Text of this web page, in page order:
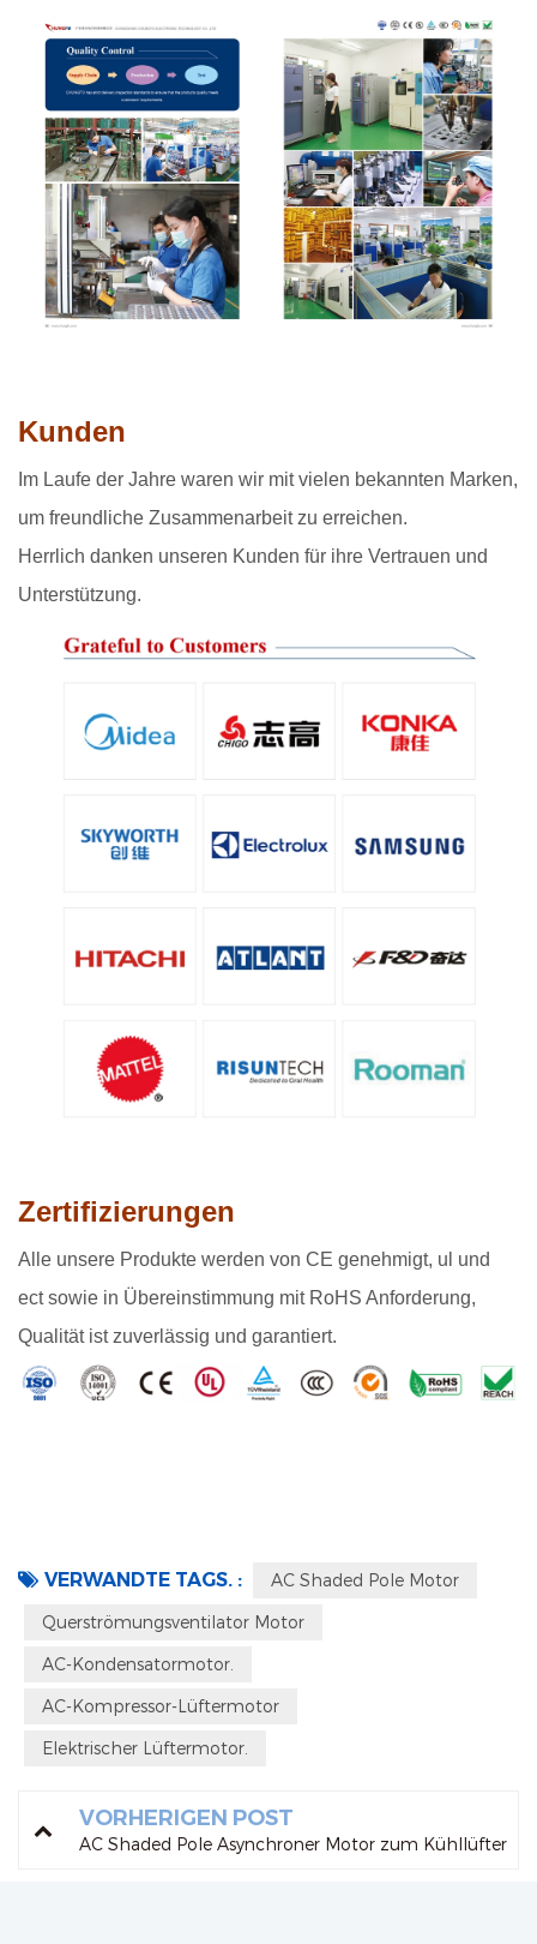
Kunden
Im Laufe der Jahre waren wir mit vielen bekannten Marken,
um freundliche Zusammenarbeit zu erreichen.
Herrlich danken unseren Kunden für ihre Vertrauen und
Unterstützung.
Zertifizierungen
Alle unsere Produkte werden von CE genehmigt, ul und
ect sowie in Übereinstimmung mit RoHS Anforderung,
Qualität ist zuverlässig und garantiert.
VERWANDTE TAGS. : AC Shaded Pole Motor
Querströmungsventilator Motor
AC-Kondensatormotor.
AC-Kompressor-Lüftermotor
Elektrischer Lüftermotor.
VORHERIGEN POST
AC Shaded Pole Asynchroner Motor zum Kühllüfter